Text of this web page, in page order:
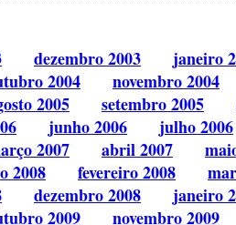
dezembro 2003 janeiro
2004 novembro 2004
2005 setembro 2005
junho 2006 julho 2006
2007 abril 2007
2008 fevereiro 2008
dezembro 2008 janeiro
2009 novembro 2009